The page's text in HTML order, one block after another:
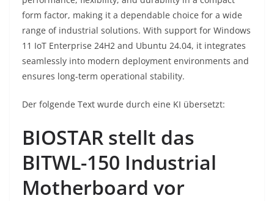
form factor, making it a dependable choice for a wide
range of industrial solutions. With support for Windows
11 IoT Enterprise 24H2 and Ubuntu 24.04, it integrates
seamlessly into modern deployment environments and
ensures long-term operational stability.
Der folgende Text wurde durch eine KI übersetzt:
BIOSTAR stellt das
BITWL-150 Industrial
Motherboard vor